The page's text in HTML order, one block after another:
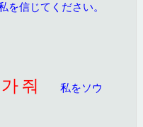
を信じてください。
줘
私をソウ